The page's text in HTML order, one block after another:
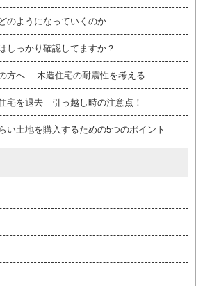
のようになっていくのか
しっかり確認してますか？
方へ 木造住宅の耐震性を考える
宅を退去 引っ越し時の注意点！
い土地を購入するための5つのポイント